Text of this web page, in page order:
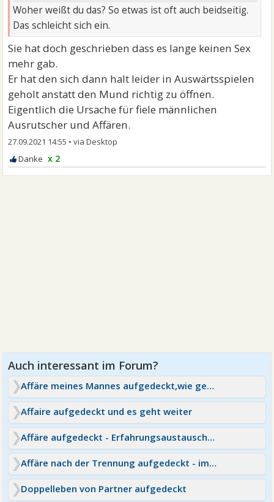
Woher weißt du das? So etwas ist oft auch beidseitig.
Das schleicht sich ein.
Sie hat doch geschrieben dass es lange keinen Sex
mehr gab.
Er hat den sich dann halt leider in Auswärtsspielen
geholt anstatt den Mund richtig zu öffnen.
Eigentlich die Ursache für fiele männlichen
Ausrutscher und Affären.
27.09.2021 14:55 •
x 2
Affäre meines Mannes aufgedeckt,wie geht es weiter
Affaire aufgedeckt und es geht weiter
Affäre aufgedeckt - Erfahrungsaustausch für beide Seiten
Affäre nach der Trennung aufgedeckt - immer geahnt!
Doppelleben von Partner aufgedeckt